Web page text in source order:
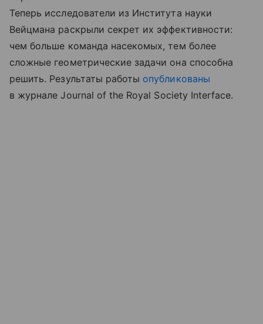
Теперь исследователи из Института науки
Вейцмана раскрыли секрет их эффективности:
чем больше команда насекомых, тем более
сложные геометрические задачи она способна
решить. Результаты работы опубликованы
в журнале Journal of the Royal Society Interface.